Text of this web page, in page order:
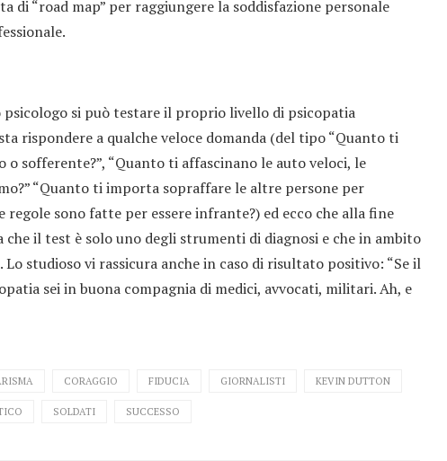
di “road map” per raggiungere la soddisfazione personale
psicologo si può testare il proprio livello di psicopatia
rispondere a qualche veloce domanda (del tipo “Quanto ti
sofferente?”, “Quanto ti affascinano le auto veloci, le
“Quanto ti importa sopraffare le altre persone per
regole sono fatte per essere infrante?) ed ecco che alla fine
il test è solo uno degli strumenti di diagnosi e che in ambito
studioso vi rassicura anche in caso di risultato positivo: “Se il
sei in buona compagnia di medici, avvocati, militari. Ah, e
CORAGGIO FIDUCIA GIORNALISTI KEVIN DUTTON
SOLDATI SUCCESSO